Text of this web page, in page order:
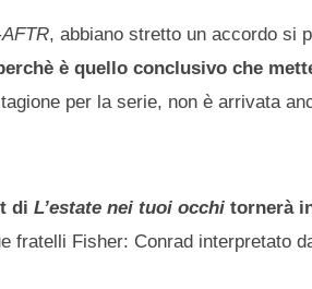
, abbiano stretto un accordo si
è quello conclusivo che
per la serie, non è arrivata
diL’estate nei tuoi occhi tornerà
fratelli Fisher: Conrad interpretato